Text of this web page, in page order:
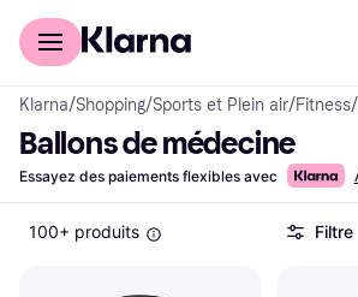
Acheter avec Klarna
Klarna/Shopping/Sports et Plein air/Fitness/
Ballons de médecine
Essayez des paiements flexibles avec
100+ produits Filtre